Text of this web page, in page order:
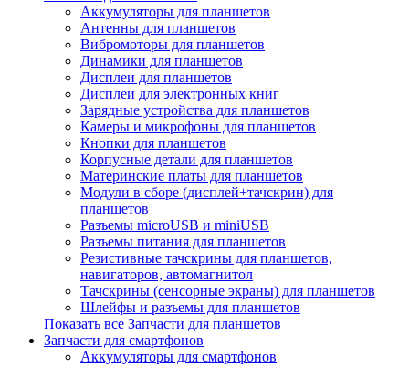
Аккумуляторы для планшетов
Антенны для планшетов
Вибромоторы для планшетов
Динамики для планшетов
Дисплеи для планшетов
Дисплеи для электронных книг
Зарядные устройства для планшетов
Камеры и микрофоны для планшетов
Кнопки для планшетов
Корпусные детали для планшетов
Материнские платы для планшетов
Модули в сборе (дисплей+тачскрин) для
планшетов
Разъемы microUSB и miniUSB
Разъемы питания для планшетов
Резистивные тачскрины для планшетов,
навигаторов, автомагнитол
Тачскрины (сенсорные экраны) для планшетов
Шлейфы и разъемы для планшетов
Показать все Запчасти для планшетов
Запчасти для смартфонов
Аккумуляторы для смартфонов